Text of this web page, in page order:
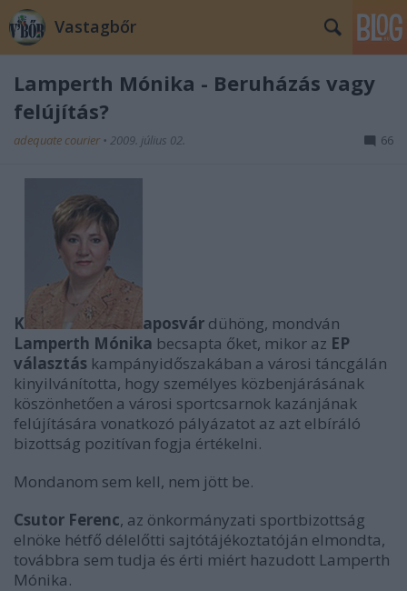
Vastagbőr
Lamperth Mónika - Beruházás vagy
felújítás?
adequate courier • 2009. július 02. 66
K aposvár dühöng, mondván
Lamperth Mónika becsapta őket, mikor az EP
választás kampányidőszakában a városi táncgálán
kinyilvánította, hogy személyes közbenjárásának
köszönhetően a városi sportcsarnok kazánjának
felújítására vonatkozó pályázatot az azt elbíráló
bizottság pozitívan fogja értékelni.
Mondanom sem kell, nem jött be.
Csutor Ferenc, az önkormányzati sportbizottság
elnöke hétfő délelőtti sajtótájékoztatóján elmondta,
továbbra sem tudja és érti miért hazudott Lamperth
Mónika.